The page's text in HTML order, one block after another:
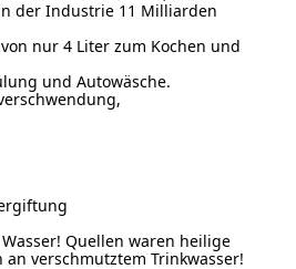
der Industrie 11 Milliarden
nur 4 Liter zum Kochen und
und Autowäsche.
Quellen waren heilige
verschmutztem Trinkwasser!